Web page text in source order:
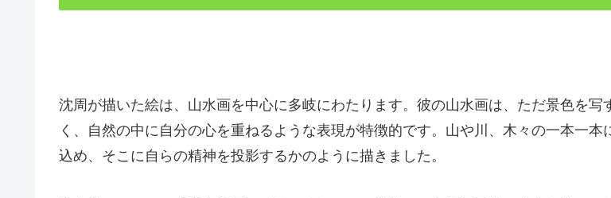
沈周が描いた絵は、山水画を中心に多岐にわたります。彼の山水画は、ただ景色を写
く、自然の中に自分の心を重ねるような表現が特徴的です。山や川、木々の一本一本
込め、そこに自らの精神を投影するかのように描きました。